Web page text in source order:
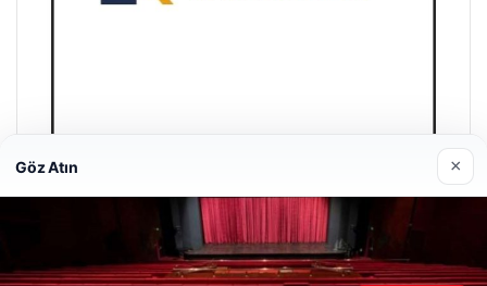
Enes Kaplan Avukatlık Bürosu
Göz Atın ×